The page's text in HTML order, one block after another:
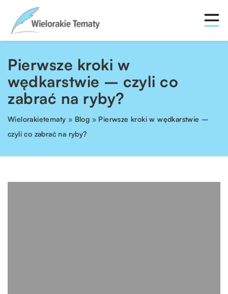
Pierwsze kroki w
wędkarstwie – czyli co
zabrać na ryby?
Wielorakietematy » Blog » Pierwsze kroki w wędkarstwie –
czyli co zabrać na ryby?